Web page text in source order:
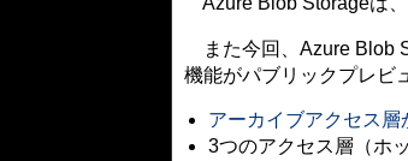
また今回、Azure Blob
機能がパブリックプレビ
アーカイブアクセス
3つのアクセス層（ホ